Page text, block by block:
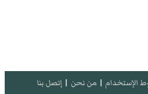
الإستخدام | من نحن | إتصل بنا